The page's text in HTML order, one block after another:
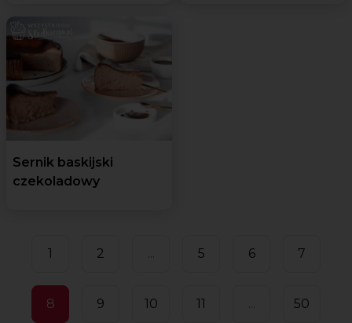
Sernik baskijski
czekoladowy
1 2 ... 5 6 7
8 9 10 11 ... 50